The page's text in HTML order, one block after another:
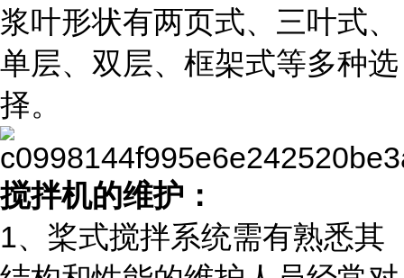
浆叶形状有两页式、三叶式、
单层、双层、框架式等多种选
择。
搅拌机的维护：
1、桨式搅拌系统需有熟悉其